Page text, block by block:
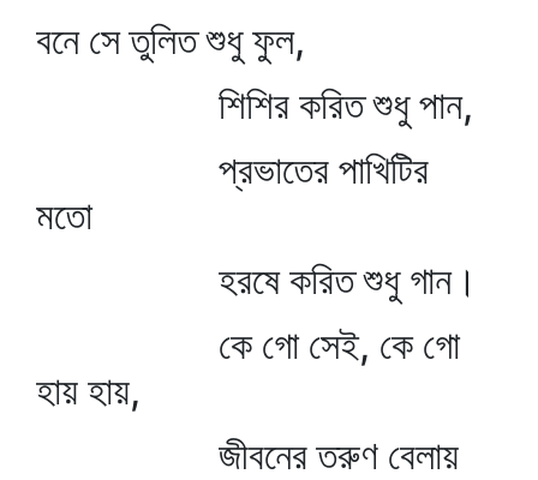
বনে সে তুলিত শুধু ফুল,
শিশির করিত শুধু পান,
প্রভাতের পাখিটির
মতো
হরষে করিত শুধু গান।
কে গো সেই, কে গো
হায় হায়,
জীবনের তরুণ বেলায়